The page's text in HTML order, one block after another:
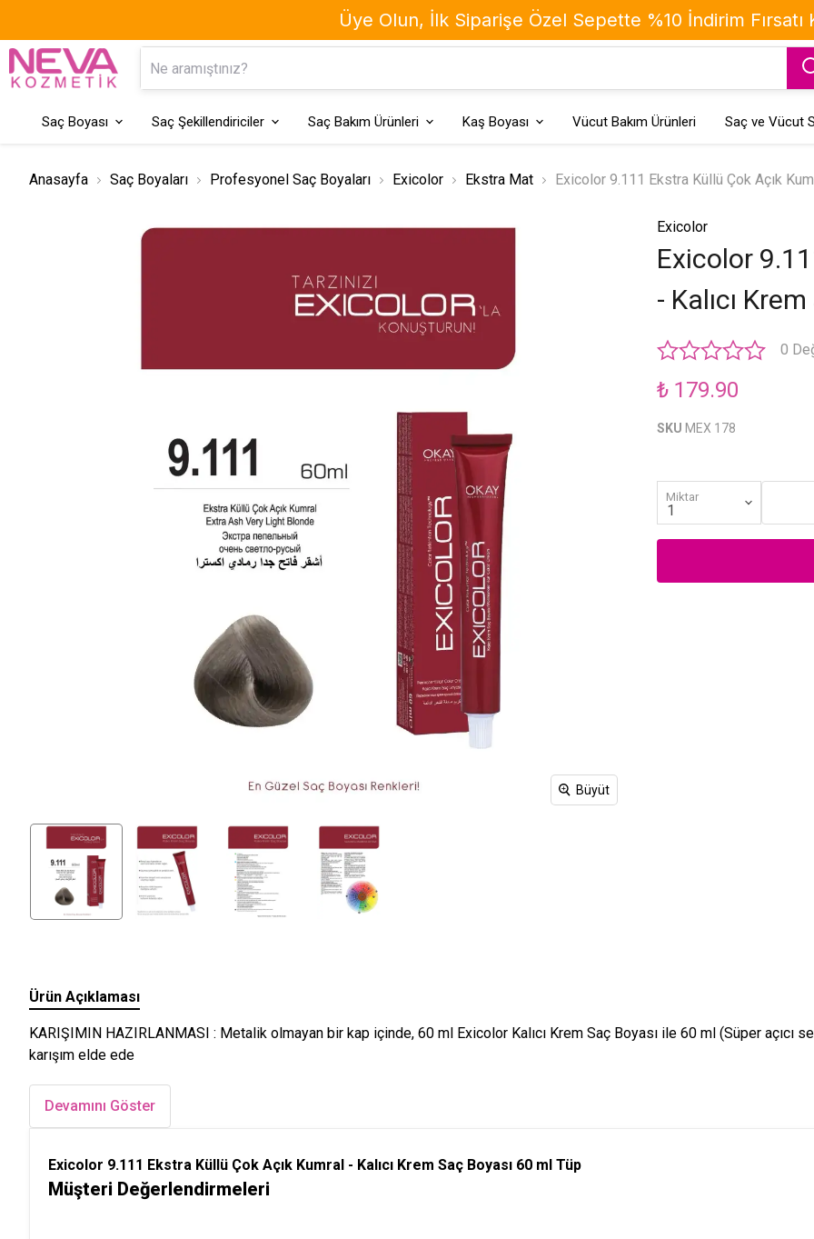
Saç Boyası Saç Şekillendiriciler Saç Bakım Ürünleri Kaş Boyası Vücut Bakım Ürünleri Saç ve Vücut
Anasayfa Saç Boyaları Profesyonel Saç Boyaları Exicolor Ekstra Mat Exicolor 9.111 Ekstra Küllü Çok Açık
Büyüt
Exicolor
Exicolor
- Kalıcı
0
₺ 179.90
SKU MEX 178
Miktar
Ürün Açıklaması
KARIŞIMIN HAZIRLANMASI : Metalik olmayan bir kap içinde, 60 ml Exicolor Kalıcı Krem Saç Boyası ile 60 ml (Süper açıcı
karışım elde ede
Devamını Göster
Exicolor 9.111 Ekstra Küllü Çok Açık Kumral - Kalıcı Krem Saç Boyası 60 ml Tüp
Müşteri Değerlendirmeleri
Üye Olun, İlk Siparişe Özel Sepette %10 İndirim Fırsatı